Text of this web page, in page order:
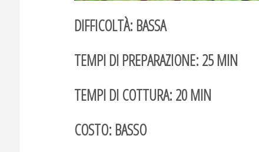
DIFFICOLTÀ: BASSA
TEMPI DI PREPARAZIONE: 25 MIN
TEMPI DI COTTURA: 20 MIN
COSTO: BASSO